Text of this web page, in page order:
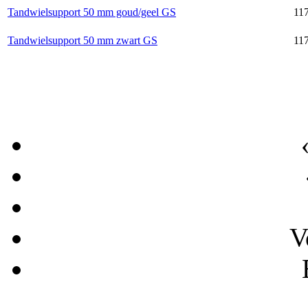
Tandwielsupport 50 mm goud/geel GS
Tandwielsupport 50 mm zwart GS